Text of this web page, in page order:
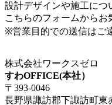
設計デザインや施工につ
こちらのフォームからお
※営業目的での送信はご
株式会社ワークスゼロ
すわOFFICE(本社）
〒393-0046
長野県諏訪郡下諏訪町東